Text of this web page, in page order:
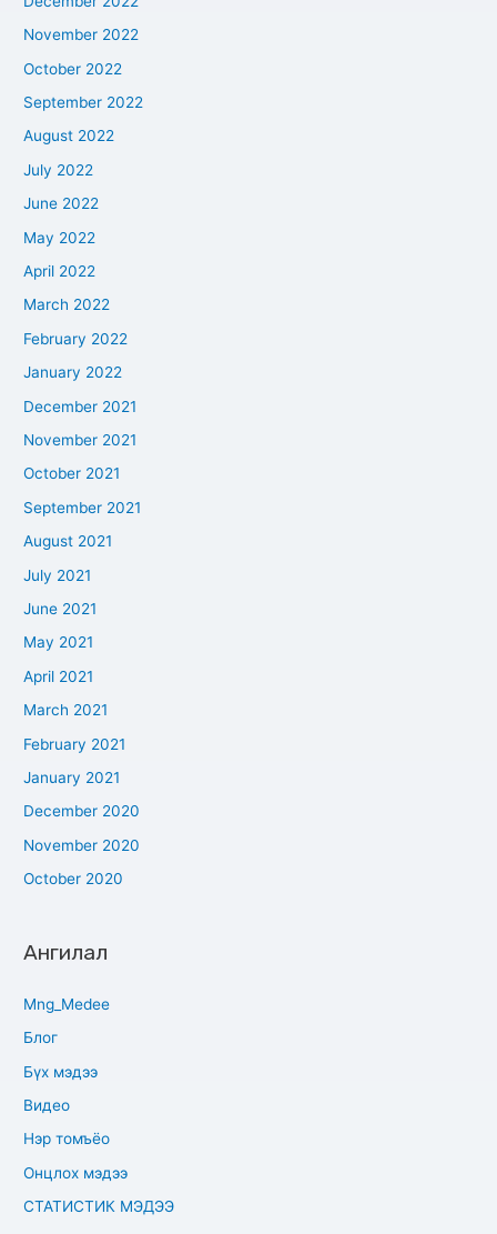
November 2022
October 2022
September 2022
August 2022
July 2022
June 2022
May 2022
April 2022
March 2022
February 2022
January 2022
December 2021
November 2021
October 2021
September 2021
August 2021
July 2021
June 2021
May 2021
April 2021
March 2021
February 2021
January 2021
December 2020
November 2020
October 2020
Ангилал
Mng_Medee
Блог
Бүх мэдээ
Видео
Нэр томъёо
Онцлох мэдээ
СТАТИСТИК МЭДЭЭ